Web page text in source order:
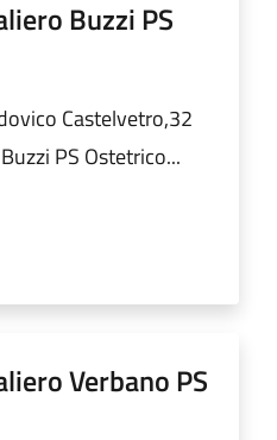
Buzzi PS
Castelvetro,32
PS Ostetrico...
Verbano PS